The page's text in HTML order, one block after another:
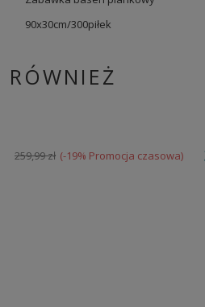
90x30cm/300piłek
RÓWNIEŻ
259,99 zł (-19% Promocja czasowa)